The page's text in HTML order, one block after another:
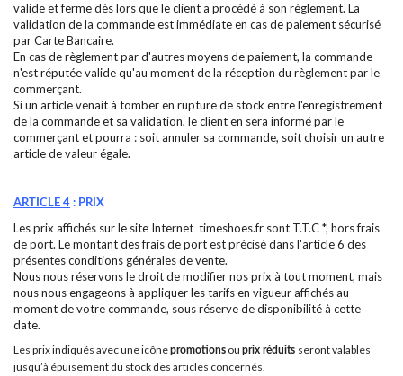
valide et ferme dès lors que le client a procédé à son règlement. La
validation de la commande est immédiate en cas de paiement sécurisé
par Carte Bancaire.
En cas de règlement par d'autres moyens de paiement, la commande
n'est réputée valide qu'au moment de la réception du règlement par le
commerçant.
Si un article venait à tomber en rupture de stock entre l'enregistrement
de la commande et sa validation, le client en sera informé par le
commerçant et pourra : soit annuler sa commande, soit choisir un autre
article de valeur égale.
ARTICLE 4 : PRIX
Les prix affichés sur le site Internet timeshoes.fr sont T.T.C *, hors frais
de port. Le montant des frais de port est précisé dans l'article 6 des
présentes conditions générales de vente.
Nous nous réservons le droit de modifier nos prix à tout moment, mais
nous nous engageons à appliquer les tarifs en vigueur affichés au
moment de votre commande, sous réserve de disponibilité à cette
date.
Les prix indiqués avec une icônepromotions ou prix réduits seront valables
jusqu’à épuisement du stock des articles concernés.